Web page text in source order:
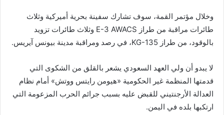
وخلال مؤتمر القمة، سوف تشارك سفينة بحرية أميركية وثلاث
طائرات مراقبة من طراز E-3 AWACS وثلاث طائرات تزويد
بالوقود، من طراز KG-135، في رصد ومراقبة مدينة بيونس آيريس.
لا يبدو أن ولي العهد السعودي يشعر بالقلق من الشكوى التي
قدمتها المنظمة غير الحكومية «هيومن رايتس ووتش» أمام نظام
العدالة الأرجنتيني للقبض عليه بسبب جرائم الحرب المزعومة التي
ارتكبها بلده في اليمن.